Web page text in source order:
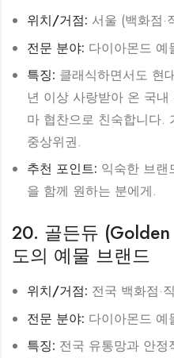
위치/거점: 서울 (백화점·
전문 분야: 다이아몬드 예
특징: 클래식하면서도 현
년 이상 사랑받아 온 국
마 협찬으로 친숙합니다.
중상위권.
추천 포인트: 익숙한 브랜
을 함께 원하는 분에게.
20. 골든듀
도의 예물 브랜드
위치/거점: 전국 백화점·
전문 분야: 다이아몬드 예
특징: 전국 유통망과 안